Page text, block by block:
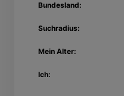
Bundesland:
Suchradius:
Mein Alter:
Ich: